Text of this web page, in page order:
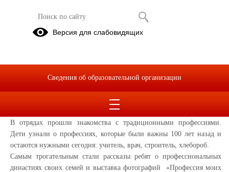
День профессий в «Городе
здоровья»
24 июня в лагере необычный день — День профессий. Целью дня
важном: кем стать, когда станем взрослыми, какую пользу
В отрядах прошли знакомства с традиционными профессиями.
Дети узнали о профессиях, которые были важны 100 лет назад и
остаются нужными сегодня: учитель, врач, строитель, хлебороб.
Самым трогательным стали рассказы ребят о профессиональных
династиях своих семей и выставка фотографий «Профессия моих
Версия для слабовидящих
Сведения об образовательной организации